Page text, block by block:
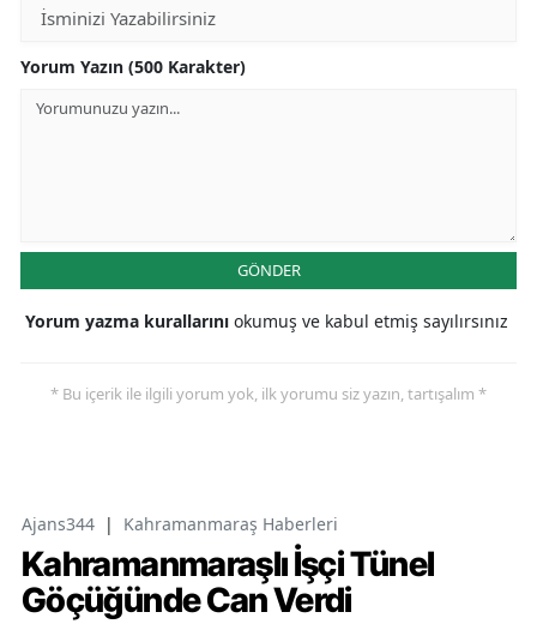
Yorum Yazın (500 Karakter)
GÖNDER
Yorum yazma kurallarını okumuş ve kabul etmiş sayılırsınız
* Bu içerik ile ilgili yorum yok, ilk yorumu siz yazın, tartışalım *
Ajans344 | Kahramanmaraş Haberleri
Kahramanmaraşlı İşçi Tünel
Göçüğünde Can Verdi